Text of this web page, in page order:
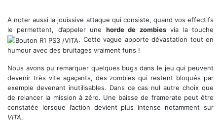
A noter aussi la jouissive attaque qui consiste, quand vos effectifs
le permettent, d’appeler une horde de zombiesvia la touche
. Cette vague apporte dévastation tout en
humour avec des bruitages vraiment funs !
Nous avons pu remarquer quelques bugs dans le jeu qui peuvent
devenir très vite agaçants, des zombies qui restent bloqués par
exemple devenant inutilisables. Dans ce cas nul autre choix que
de relancer la mission à zéro. Une baisse de framerate peut être
constatée lorsque l’action devient plus intense notamment sur
VITA.